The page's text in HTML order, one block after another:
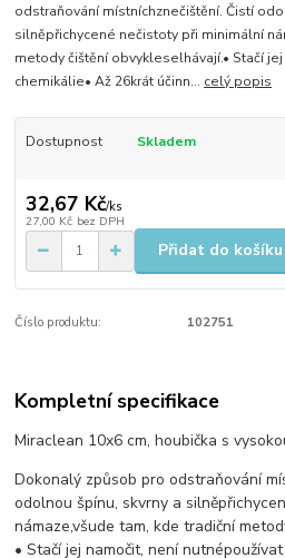
odstraňování místníchznečištění. Čistí
silněpřichycené nečistoty při minimální
metody čištění obvykleselhávají.• Stačí
chemikálie• Až 26krát účinn... celý popis
Dostupnost Skladem
32,67 Kč/ks
27,00 Kč bez DPH
Přidat do košíku
Číslo produktu: 102751
Kompletní specifikace
Miraclean 10x6 cm, houbička s
Dokonalý způsob pro odstraňování
odolnou špínu, skvrny a
námaze,všude tam, kde tradiční
• Stačí jej namočit, není